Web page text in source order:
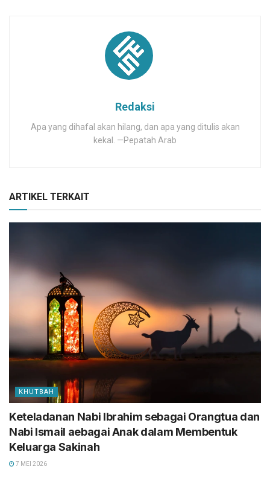
Redaksi
Apa yang dihafal akan hilang, dan apa yang ditulis akan
kekal. —Pepatah Arab
ARTIKEL TERKAIT
KHUTBAH
Keteladanan Nabi Ibrahim sebagai Orangtua dan
Nabi Ismail aebagai Anak dalam Membentuk
Keluarga Sakinah
7 MEI 2026